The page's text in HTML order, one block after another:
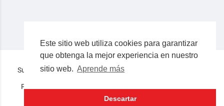
Este sitio web utiliza cookies para garantizar
que obtenga la mejor experiencia en nuestro
sitio web. Aprende más
Descartar
Superocho la plataforma consciente en español © 2019-2023
Preguntas frecuentes
Lenguaje